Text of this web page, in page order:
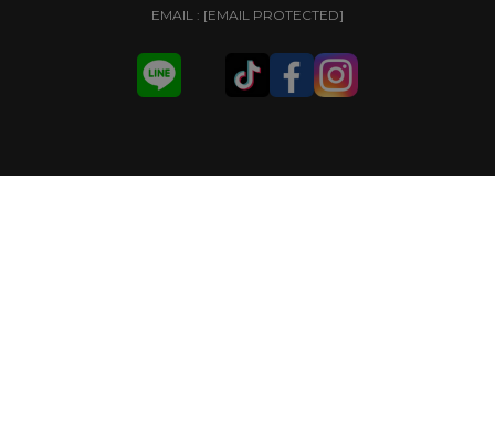
NEW PRODUCT/CATALOGUE
CUSTOM MADE
สาขาลาดพร้าว
สาขาราชพฤกษ์